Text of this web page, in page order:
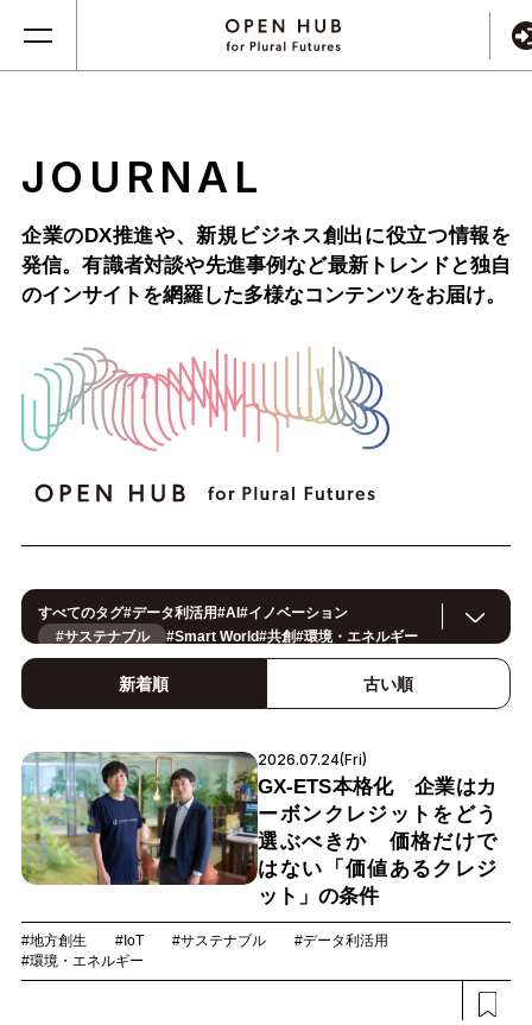
JOURNAL
企業のDX推進や、新規ビジネス創出に役立つ情報を
発信。有識者対談や先進事例など最新トレンドと独自
のインサイトを網羅した多様なコンテンツをお届け。
すべてのタグ#データ利活用#AI#イノベーション
#サステナブル
#Smart World#共創#環境・エネルギー
#IoT#スマートシティ#事例#働き方改革#セキュリティ
CX/顧客体験#OPEN HUB
ロボティクス
#デジタルツイン#カーボンニュートラル
新着順 古い順
2026.07.24(Fri)
GX-ETS本格化 企業はカ
ーボンクレジットをどう
選ぶべきか 価格だけで
はない「価値あるクレジ
ット」の条件
#地方創生 #IoT #サステナブル
#データ利活用
#環境・エネルギー